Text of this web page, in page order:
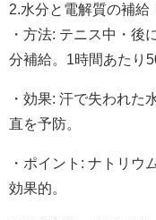
2.水分と電解質の補給
・方法: テニス中・後
分補給。1時間あたり
・効果: 汗で失われた
直を予防。
・ポイント: ナトリウ
効果的。